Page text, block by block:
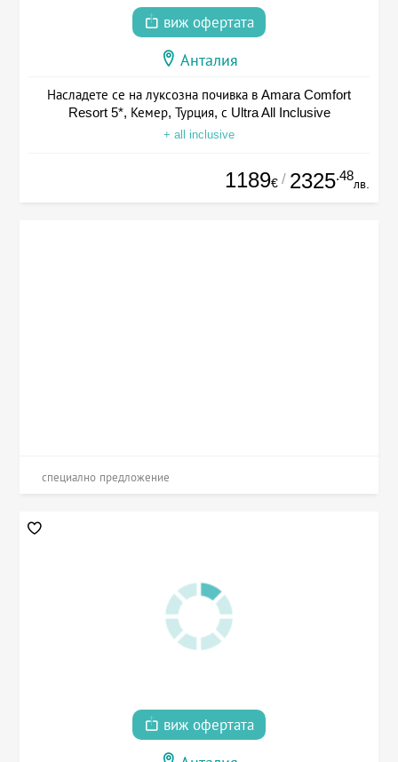
виж офертата
Анталия
Насладете се на луксозна почивка в Amara Comfort
Resort 5*, Кемер, Турция, с Ultra All Inclusive
+ all inclusive
1189€ / 2325.48
лв.
специално предложение
виж офертата